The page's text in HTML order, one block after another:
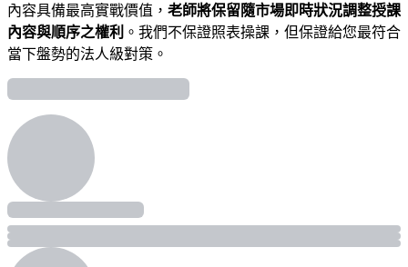
內容具備最高實戰價值， 老師將保留隨市場即時狀況調整授課
內容與順序之權利 。我們不保證照表操課，但保證給您最符合
當下盤勢的法人級對策。